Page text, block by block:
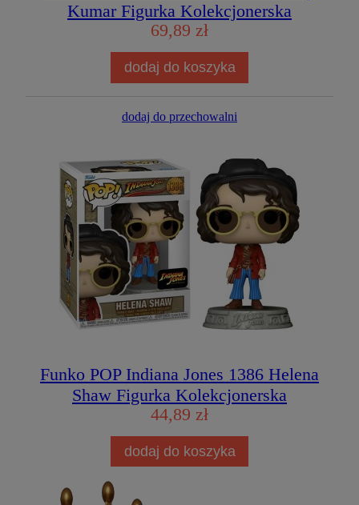
Kumar Figurka Kolekcjonerska
69,89 zł
dodaj do koszyka
dodaj do przechowalni
Funko POP Indiana Jones 1386 Helena
Shaw Figurka Kolekcjonerska
44,89 zł
dodaj do koszyka